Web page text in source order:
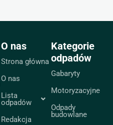
O nas
Strona główna
O nas
Lista
odpadów
Redakcja
Kategorie
odpadów
Gabaryty
Motoryzacyjne
Odpady
budowlane